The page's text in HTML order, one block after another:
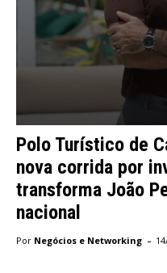
Polo Turístico de
nova corrida por
transforma João
nacional
Por Negócios e Networking -